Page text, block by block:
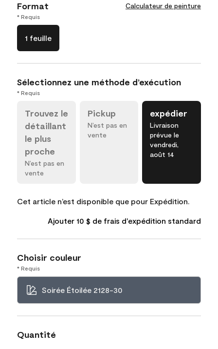
Format Calculateur de peinture
* Requis
1 feuille
Sélectionnez une méthode d’exécution
* Requis
Trouvez le
détaillant
le plus
proche
N’est pas en
vente
Pickup
N’est pas en
vente
expédier
Livraison
prévue le
vendredi,
août 14
Cet article n’est disponible que pour Expédition.
Ajouter 10 $ de frais d'expédition standard
Choisir couleur
* Requis
Soirée Étoilée 2128-30
Quantité